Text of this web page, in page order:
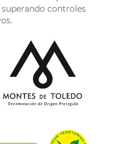
controles